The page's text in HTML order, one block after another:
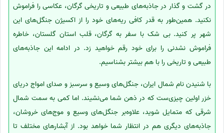
در گشت و گذار در جاذبه‌های طبیعی و تاریخی گرگان، عکاسی را فراموش
نکنید. همین‌طور به قدر کافی ریه‌های خود را از اکسیژن جنگل‌های این
شهر پر کنید. بی شک با سفر به گرگان، قلب استان گلستان، خاطره
فراموش نشدنی‌ را برای خود رقم خواهید زد. در ادامه این جاذبه‌های
طبیعی و تاریخی را با هم بیشتر بشناسیم.
با شنیدن نام شمال ایران، جنگل‌های وسیع و سرسبز و صدای امواج دریای
خزر اولین چیزی‌ست که در ذهن شما می‌نشیند. اما کمی به سمت شمال
شرقی که متمایل شوید، علاوه‌بر جنگل‌های وسیع و موج‌های خروشان،
جاذبه‌های دیگری هم در انتظار شما خواهد بود. از آبشارهای مختلف تا